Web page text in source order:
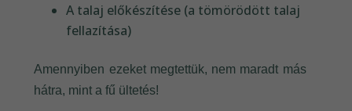
A talaj előkészítése (a tömörödött talaj
fellazítása)
Amennyiben ezeket megtettük, nem maradt más
hátra, mint a fű ültetés!